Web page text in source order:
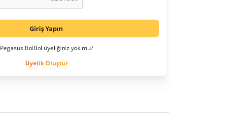
Giriş Yapın
Pegasus BolBol üyeliğiniz yok mu?
Üyelik Oluştur